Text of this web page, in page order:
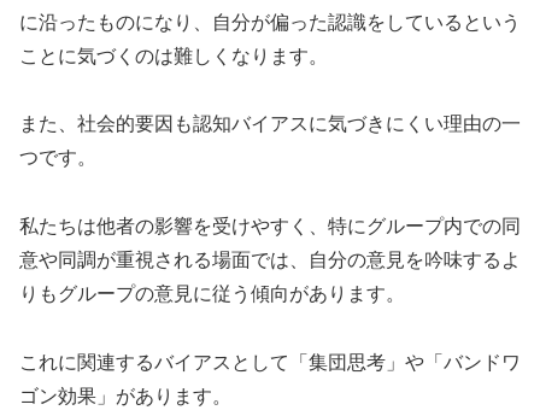
に沿ったものになり、自分が偏った認識をしているという
ことに気づくのは難しくなります。
また、社会的要因も認知バイアスに気づきにくい理由の一
つです。
私たちは他者の影響を受けやすく、特にグループ内での同
意や同調が重視される場面では、自分の意見を吟味するよ
りもグループの意見に従う傾向があります。
これに関連するバイアスとして「集団思考」や「バンドワ
ゴン効果」があります。